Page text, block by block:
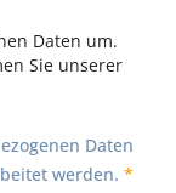
Daten um.
Sie unserer
Daten
werden.